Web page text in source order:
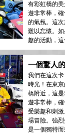
有彩虹橋的
遊非常棒，
的氣氛。這
難以忘懷。
趣的活動，
一個驚人
我們在這次
時光！在東
橋附近，這
遊非常棒，
受樂趣和刺
場冒險。強
是一個獨特而